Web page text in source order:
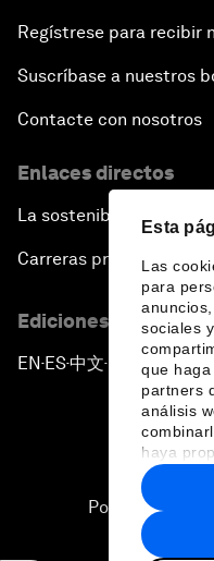
Esta
Las
para
sociales
que
partners
análisis
haya
hecho de
Regístrese para recibir
Suscríbase a nuestros
Contacte con nosotros
Enlaces directos
La sostenibilidad en el
Carreras profesionales
Ediciones en otros
EN ▪ES▪中文▪ 日本語
Política de